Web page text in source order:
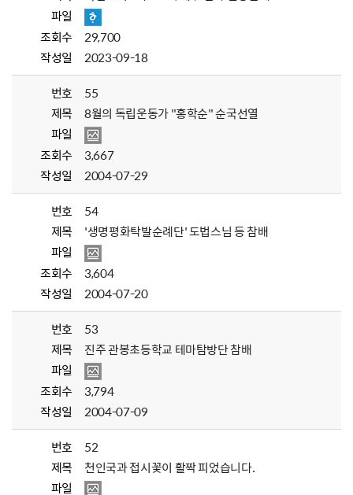
파일
조회수
29,700
작성일
2023-09-18
번호
55
제목
8월의 독립운동가 "홍학순" 순국선열
파일
조회수
3,667
작성일
2004-07-29
번호
54
제목
'생명평화탁발순례단' 도법스님 등 참배
파일
조회수
3,604
작성일
2004-07-20
번호
53
제목
진주 관봉초등학교 테마탐방단 참배
파일
조회수
3,794
작성일
2004-07-09
번호
52
제목
천인국과 접시꽃이 활짝 피었습니다.
파일